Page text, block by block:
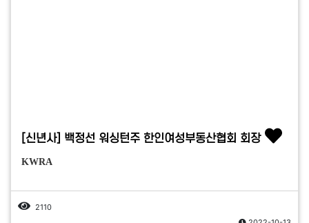
[신년사] 백정선 워싱턴주 한인여성부동산협회 회장
KWRA
2110